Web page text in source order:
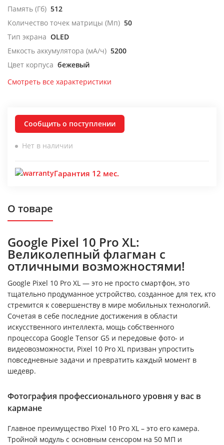
Память (Гб) 512
Количество точек матрицы (Мп) 50
Тип экрана OLED
Емкость аккумулятора (мА/ч) 5200
Цвет корпуса бежевый
Смотреть все характеристики
Сообщить о поступлении
Нет в наличии
Гарантия 12 мес.
О товаре
Google Pixel 10 Pro XL:
Великолепный флагман с
отличными возможностями!
Google Pixel 10 Pro XL — это не просто смартфон, это
тщательно продуманное устройство, созданное для тех, кто
стремится к совершенству в мире мобильных технологий.
Сочетая в себе последние достижения в области
искусственного интеллекта, мощь собственного
процессора Google Tensor G5 и передовые фото- и
видеовозможности, Pixel 10 Pro XL призван упростить
повседневные задачи и превратить каждый момент в
шедевр.
Фотография профессионального уровня у вас в
кармане
Главное преимущество Pixel 10 Pro XL – это его камера.
Тройной модуль с основным сенсором на 50 МП и